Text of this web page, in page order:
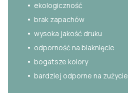
ekologiczność
brak zapachów
wysoka jakość druku
odporność na blaknięcie
bogatsze kolory
bardziej odporne na zużycie